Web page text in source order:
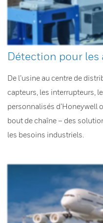
Détection pour
De l’usine au centre de
capteurs, les interrupteurs,
personnalisés d’Honeywell
bout de chaîne – des
les besoins industriels.